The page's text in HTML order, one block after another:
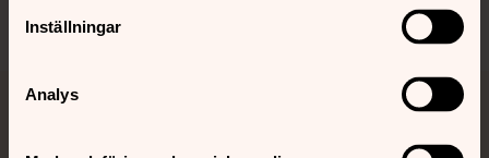
Inställningar
Analys